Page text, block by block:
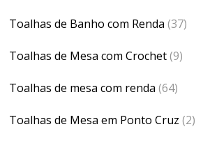
Toalhas de Banho com Renda (37)
Toalhas de Mesa com Crochet(9)
Toalhas de mesa com renda (64)
Toalhas de Mesa em Ponto Cruz (2)